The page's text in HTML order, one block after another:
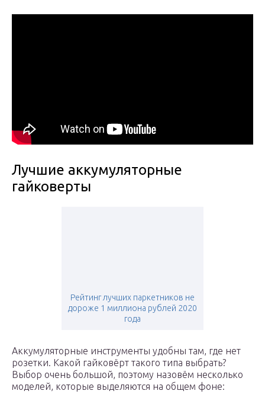
Лучшие аккумуляторные
гайковерты
Рейтинг лучших паркетников не
дороже 1 миллиона рублей 2020
года
Аккумуляторные инструменты удобны там, где нет
розетки. Какой гайковёрт такого типа выбрать?
Выбор очень большой, поэтому назовём несколько
моделей, которые выделяются на общем фоне: